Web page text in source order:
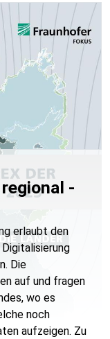
-
erlaubt den
Die
auf und fragen
wo es
noch
aufzeigen. Zu